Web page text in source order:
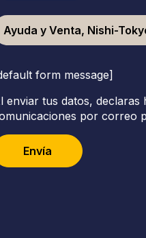
Ayuda y Venta, Nishi-
form message]
enviar tus datos,
por correo
Envía